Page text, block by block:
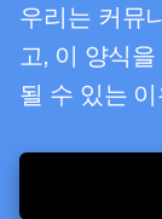
우리는 커뮤
고, 이 양식
될 수 있는